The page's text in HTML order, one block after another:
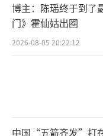
博主：陈瑶终于到了
门》霍仙姑出圈
2026-08-05 20:22:12
中国“五箭齐发”打